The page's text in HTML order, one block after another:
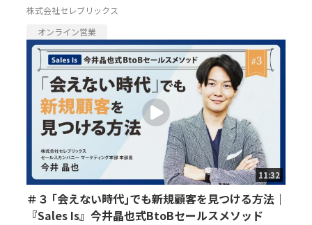
株式会社セレブリックス
オンライン営業
11:32
＃３ ｢会えない時代｣でも新規顧客を見つける方法｜
『Sales Is』今井晶也式BtoBセールスメソッド